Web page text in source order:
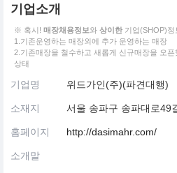
기업소개
※ 혹시! 매장채용정보와 상이한 기업(SHOP)정
1.기존운영하는 매장외에 추가 운영하는 매장
2.기존매장을 철수하고 새롭게 신규매장을 오
상태
기업명 위드가인(주)(파견대행)
소재지 서울 송파구 송파대로49
홈페이지 http://dasimahr.com/
소개말